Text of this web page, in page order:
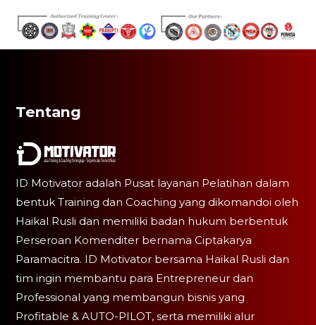
Tentang
ID Motivator adalah Pusat layanan Pelatihan dalam
bentuk Training dan Coaching yang dikomandoi oleh
Haikal Rusli dan memiliki badan hukum berbentuk
Perseroan Komenditer bernama Ciptakarya
Paramacitra. ID Motivator bersama Haikal Rusli dan
tim ingin membantu para Entrepreneur dan
Professional yang membangun bisnis yang
Profitable & AUTO-PILOT, serta memiliki alur